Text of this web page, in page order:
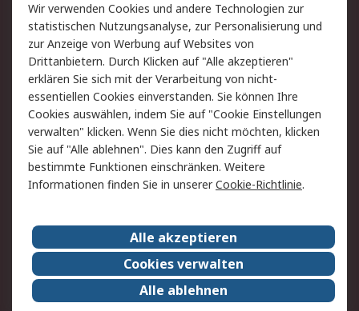
Rücksendung/Entsorgung Kontakt
Hilfe
Rechtliches
RS Verkaufs- und
Lieferbedingungen
Datenschutz
Cookie-Richtlinie
Zahlungsbedingungen
Impressum
Webseite Konditionen
RS weltweit
Karriere bei RS
Nachhaltigkeit
Qualität/Zertifikate
Presse-Center
Event-Center
Wir verwenden Cookies und andere Technologien zur
statistischen Nutzungsanalyse, zur Personalisierung und
zur Anzeige von Werbung auf Websites von
Drittanbietern. Durch Klicken auf "Alle akzeptieren"
erklären Sie sich mit der Verarbeitung von nicht-
essentiellen Cookies einverstanden. Sie können Ihre
Cookies auswählen, indem Sie auf "Cookie Einstellungen
verwalten" klicken. Wenn Sie dies nicht möchten, klicken
Sie auf "Alle ablehnen". Dies kann den Zugriff auf
bestimmte Funktionen einschränken. Weitere
Informationen finden Sie in unsererCookie-Richtlinie.
Alle akzeptieren
Cookies verwalten
Alle ablehnen